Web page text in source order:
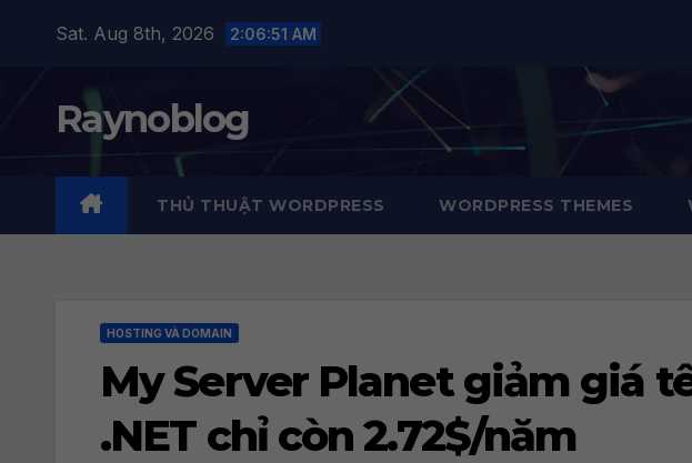
Sat. Aug 8th, 2026 2:06:52 AM
Raynoblog
THỦ THUẬT WORDPRESS WORDPRESS THEMES
HOSTING VÀ DOMAIN
My Server Planet giảm giá
.NET chỉ còn 2.72$/năm